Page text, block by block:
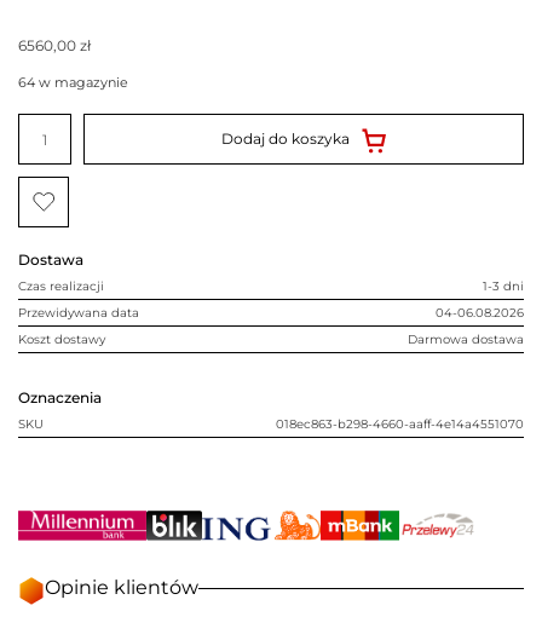
Dostawa
Czas realizacji
1-3 dni
Przewidywana data
04-06.08.2026
Koszt dostawy
Darmowa dostawa
Oznaczenia
SKU 018ec863-b298-4660-aaff-4e14a4551070
6560,00 zł
64 w magazynie
ilość
WKŁAD
DECO
LEWY
BS+przył.
CEGŁA
Dodaj do koszyka
Opinie klientów